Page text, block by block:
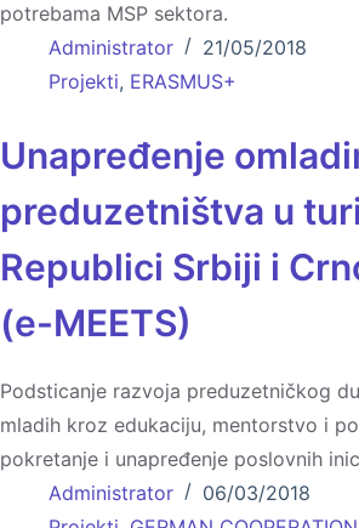
potrebama MSP sektora.
Administrator
21/05/2018
Projekti, ERASMUS+
Unapređenje
preduzetništva u
Republici Srbiji i
(e-MEETS)
Podsticanje razvoja preduzetničkog
mladih kroz edukaciju, mentorstvo i
pokretanje i unapređenje poslovnih
Administrator
06/03/2018